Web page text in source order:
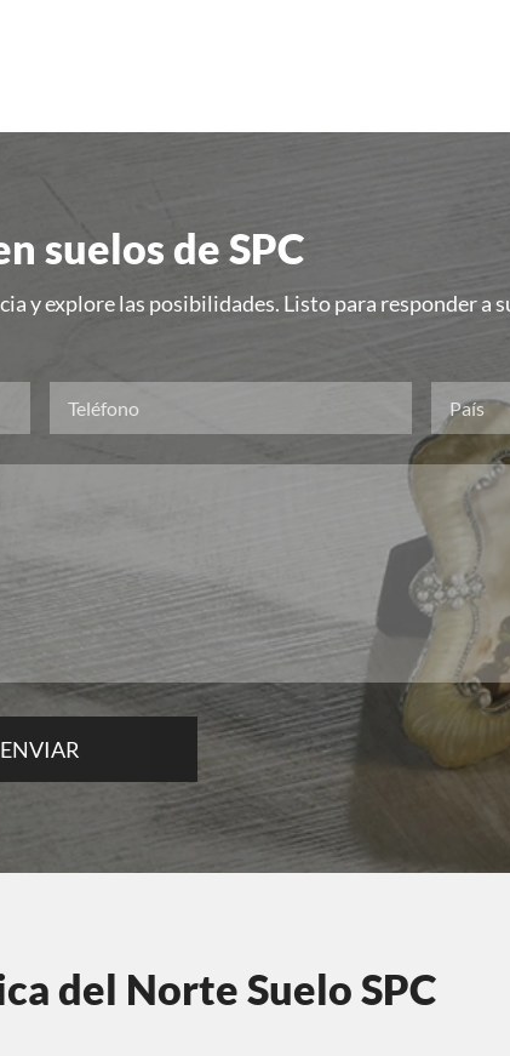
suelos de SPC
y explore las posibilidades. Listo para responder a
del Norte Suelo SPC